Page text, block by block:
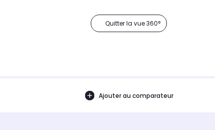
Quitter la vue 360°
Ajouter au comparateur